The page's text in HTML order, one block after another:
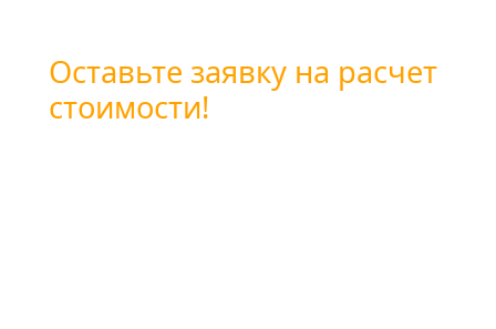
Оставьте заявку на расчет
стоимости!